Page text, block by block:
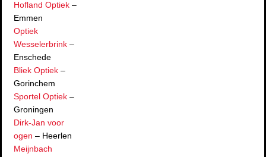
Hofland Optiek –
Emmen
Optiek
Wesselerbrink –
Enschede
Bliek Optiek –
Gorinchem
Sportel Optiek –
Groningen
Dirk-Jan voor
ogen – Heerlen
Meijnbach